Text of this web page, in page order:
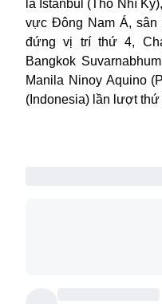
là Istanbul (Thổ Nhĩ
vực Đông Nam Á, sân
đứng vị trí thứ 4,
Bangkok
Manila Ninoy Aquino
(Indonesia) lần lượt thứ